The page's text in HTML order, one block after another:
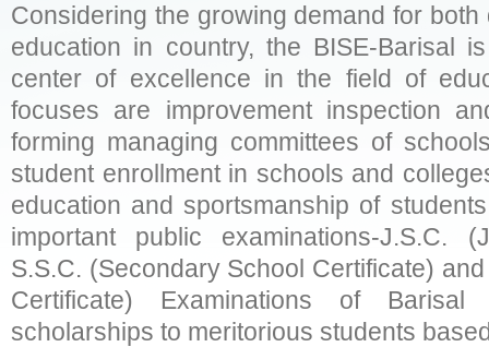
Considering the growing demand for
education in country, the BISE-Barisal
center of excellence in the field of
focuses are improvement inspection
forming managing committees of
student enrollment in schools and
education and sportsmanship of
important public examinations-J.S.C.
S.S.C. (Secondary School Certificate)
Certificate) Examinations of
scholarships to meritorious students